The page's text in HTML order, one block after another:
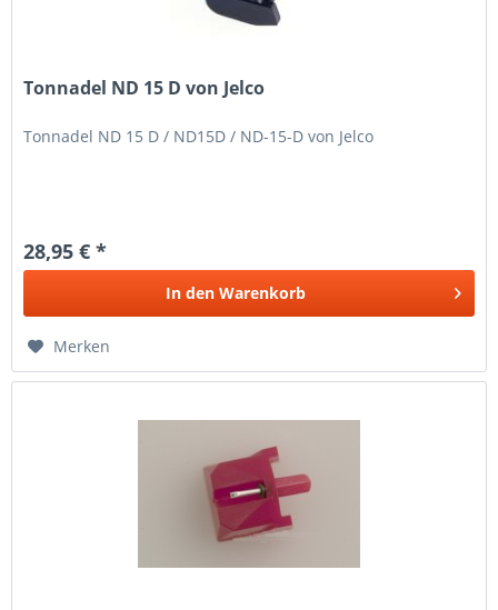
Tonnadel ND 15 D von Jelco
Tonnadel ND 15 D / ND15D / ND-15-D von Jelco
28,95 € *
In den Warenkorb
Merken